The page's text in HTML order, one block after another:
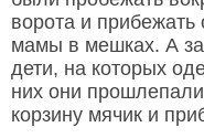
ворота и прибежать
мамы в мешках. А
дети, на которых
них они
корзину мячик и